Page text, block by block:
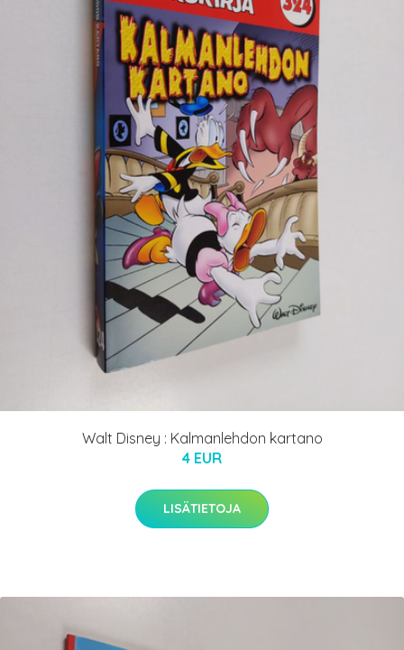
Walt Disney : Kalmanlehdon kartano
4 EUR
LISÄTIETOJA